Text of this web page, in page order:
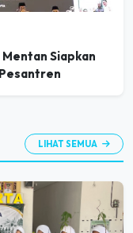
Siapkan
LIHAT SEMUA